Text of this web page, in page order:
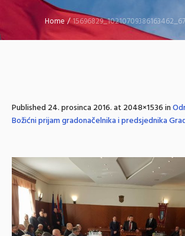
Home /
Published24. prosinca 2016.at 2048×1536 in
Božićni prijam gradonačelnika i predsjednika